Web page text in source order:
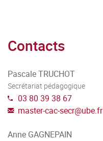
Contacts
Pascale TRUCHOT
Secrétariat pédagogique
03 80 39 38 67
master-cac-secr@ube.fr
Anne GAGNEPAIN